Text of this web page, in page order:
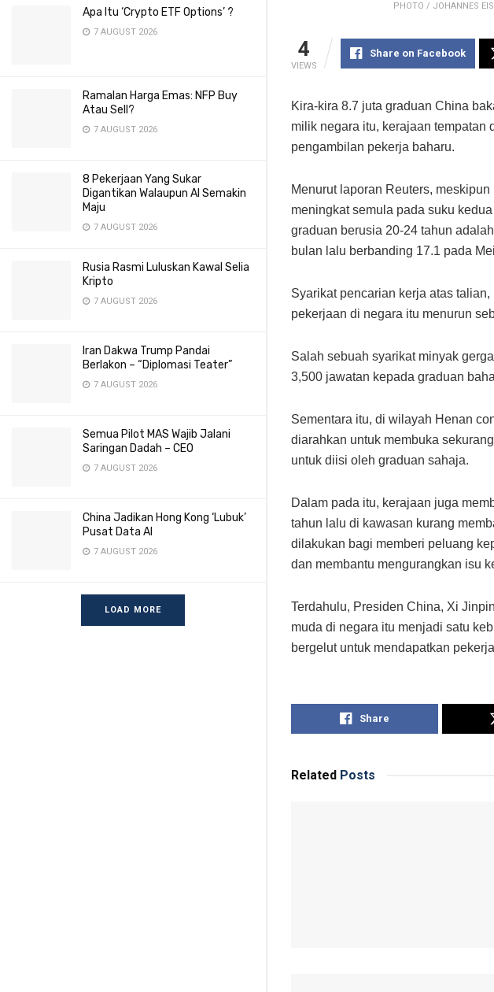
Apa Itu ‘Crypto ETF Options’ ?
7 AUGUST 2026
Ramalan Harga Emas: NFP Buy
Atau Sell?
7 AUGUST 2026
8 Pekerjaan Yang Sukar
Digantikan Walaupun AI Semakin
Maju
7 AUGUST 2026
Rusia Rasmi Luluskan Kawal Selia
Kripto
7 AUGUST 2026
Iran Dakwa Trump Pandai
Berlakon – “Diplomasi Teater”
7 AUGUST 2026
Semua Pilot MAS Wajib Jalani
Saringan Dadah – CEO
7 AUGUST 2026
China Jadikan Hong Kong ‘Lubuk’
Pusat Data AI
7 AUGUST 2026
LOAD MORE
PHOTO / JOHANNES
4
VIEWS
Share on Facebook
Kira-kira 8.7 juta graduan China
milik negara itu, kerajaan tempatan
pengambilan pekerja baharu.
Menurut laporan Reuters,
meningkat semula pada suku
graduan berusia 20-24 tahun
bulan lalu berbanding 17.1 pada
Syarikat pencarian kerja atas
pekerjaan di negara itu menurun
Salah sebuah syarikat minyak
3,500 jawatan kepada graduan
Sementara itu, di wilayah Henan
diarahkan untuk membuka
untuk diisi oleh graduan sahaja.
Dalam pada itu, kerajaan juga
tahun lalu di kawasan kurang
dilakukan bagi memberi peluang
dan membantu mengurangkan isu
Terdahulu, Presiden China, Xi
muda di negara itu menjadi satu
bergelut untuk mendapatkan
Share
Related Posts